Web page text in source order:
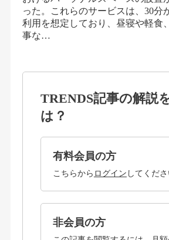
った。これらのサービスは、30分
利用を想定しており、昼寝や軽食
事な…
TRENDS記事の解説
は？
有料会員の方
こちらから ログイン してくださ
非会員の方